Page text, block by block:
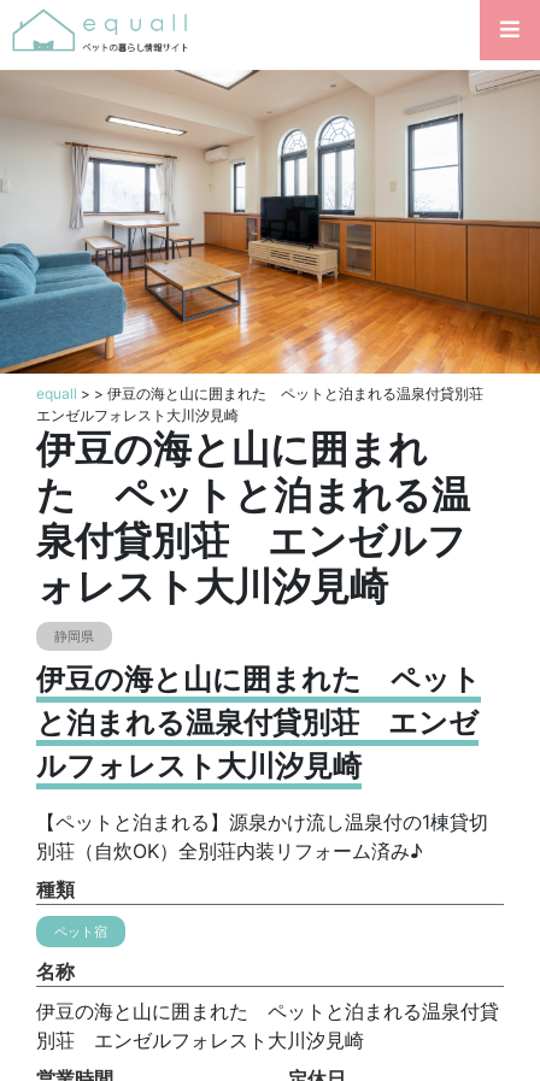
equall > > 伊豆の海と山に囲まれた ペットと泊まれる温泉付貸別荘
エンゼルフォレスト大川汐見崎
伊豆の海と山に囲まれ
た ペットと泊まれる温
泉付貸別荘 エンゼルフ
ォレスト大川汐見崎
静岡県
伊豆の海と山に囲まれた ペット
と泊まれる温泉付貸別荘 エンゼ
ルフォレスト大川汐見崎
【ペットと泊まれる】源泉かけ流し温泉付の1棟貸切
別荘（自炊OK）全別荘内装リフォーム済み♪
種類
ペット宿
名称
伊豆の海と山に囲まれた ペットと泊まれる温泉付貸
別荘 エンゼルフォレスト大川汐見崎